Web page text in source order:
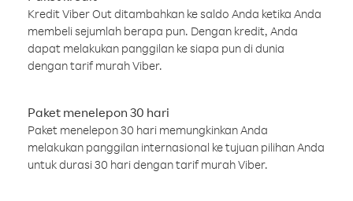
Kredit Viber Out ditambahkan ke saldo Anda ketika Anda
membeli sejumlah berapa pun. Dengan kredit, Anda
dapat melakukan panggilan ke siapa pun di dunia
dengan tarif murah Viber.
Paket menelepon 30 hari
Paket menelepon 30 hari memungkinkan Anda
melakukan panggilan internasional ke tujuan pilihan Anda
untuk durasi 30 hari dengan tarif murah Viber.